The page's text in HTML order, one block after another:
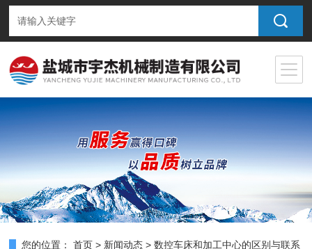
您的位置： 首页 > 新闻动态 >数控车床和加工中心的区别与联系